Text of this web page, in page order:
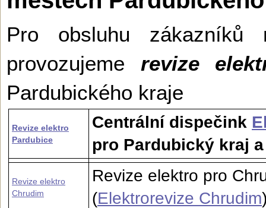
Pro obsluhu zákazníků
provozujeme revize
Pardubického kraje
Revize elektro
Pardubice
Centrální dispečink
pro Pardubický kraj
Revize elektro
Chrudim
Revize elektro pro
(Elektrorevize Chrudim